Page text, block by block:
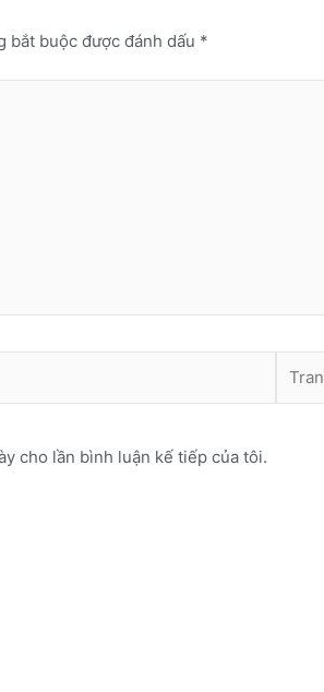
bắt buộc được đánh dấu *
web
cho lần bình luận kế tiếp của tôi.